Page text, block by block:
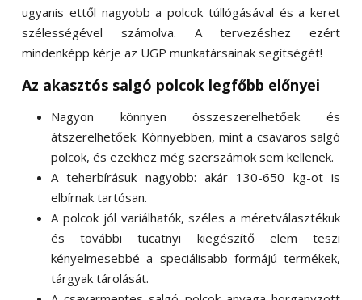
ugyanis ettől nagyobb a polcok túllógásával és a keret
szélességével számolva. A tervezéshez ezért
mindenképp kérje az UGP munkatársainak segítségét!
Az akasztós salgó polcok legfőbb előnyei
Nagyon könnyen összeszerelhetőek és
átszerelhetőek. Könnyebben, mint a csavaros salgó
polcok, és ezekhez még szerszámok sem kellenek.
A teherbírásuk nagyobb: akár 130-650 kg-ot is
elbírnak tartósan.
A polcok jól variálhatók, széles a méretválasztékuk
és további tucatnyi kiegészítő elem teszi
kényelmesebbé a speciálisabb formájú termékek,
tárgyak tárolását.